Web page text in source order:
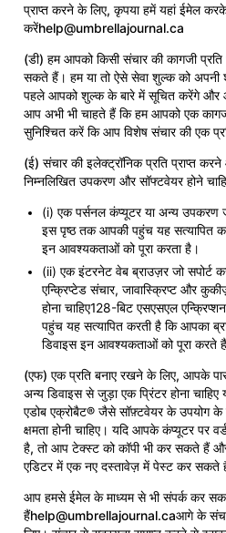
प्राप्त करने के लिए, कृपया हमें यहां ईमेल
करेंhelp@umbrellajournal.ca
(डी) हम आपको किसी संचार की कागजी
सकते हैं। हम या तो ऐसे सेवा शुल्क को अपनी
पहले आपको शुल्क के बारे में सूचित करेंगे और
आप अभी भी चाहते हैं कि हम आपको एक
सुनिश्चित करें कि आप विशेष संचार की एक
(ई) संचार की इलेक्ट्रॉनिक प्रति प्राप्त
निम्नलिखित उपकरण और सॉफ्टवेयर होने
(i) एक पर्सनल कंप्यूटर या अन्य उपकरण
इस पृष्ठ तक आपकी पहुंच यह सत्यापित
इन आवश्यकताओं को पूरा करता है।
(ii) एक इंटरनेट वेब ब्राउज़र जो सपोर्ट
एन्क्रिप्टेड संचार, जावास्क्रिप्ट और
होना चाहिए128-बिट एसएसएल
पहुंच यह सत्यापित करती है कि आपका
डिवाइस इन आवश्यकताओं को पूरा करते
(एफ) एक प्रति बनाए रखने के लिए, आपके
अन्य डिवाइस से जुड़ा एक प्रिंटर होना
एडोब एक्रोबैट® जैसे सॉफ़्टवेयर के उपयोग
क्षमता होनी चाहिए। यदि आपके कंप्यूटर पर
है, तो आप टेक्स्ट को कॉपी भी कर सकते हैं
एडिटर में एक नए दस्तावेज़ में पेस्ट कर
आप हमसे ईमेल के माध्यम से भी संपर्क कर
हैंhelp@umbrellajournal.caआगे के